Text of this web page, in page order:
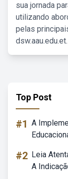
sua jornada
utilizando
pelas
dsw.aau.edu.et.
Top Post
#1 A
#2 Leia
A